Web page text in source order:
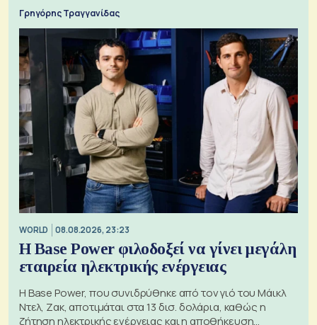
Γρηγόρης Τραγγανίδας
WORLD 08.08.2026, 23:23
Η Base Power φιλοδοξεί να γίνει μεγάλη
εταιρεία ηλεκτρικής ενέργειας
Η Base Power, που συνιδρύθηκε από τον γιό του Μάικλ
Ντελ, Ζακ, αποτιμάται στα 13 δισ. δολάρια, καθώς η
ζήτηση ηλεκτρικής ενέργειας και η αποθήκευση